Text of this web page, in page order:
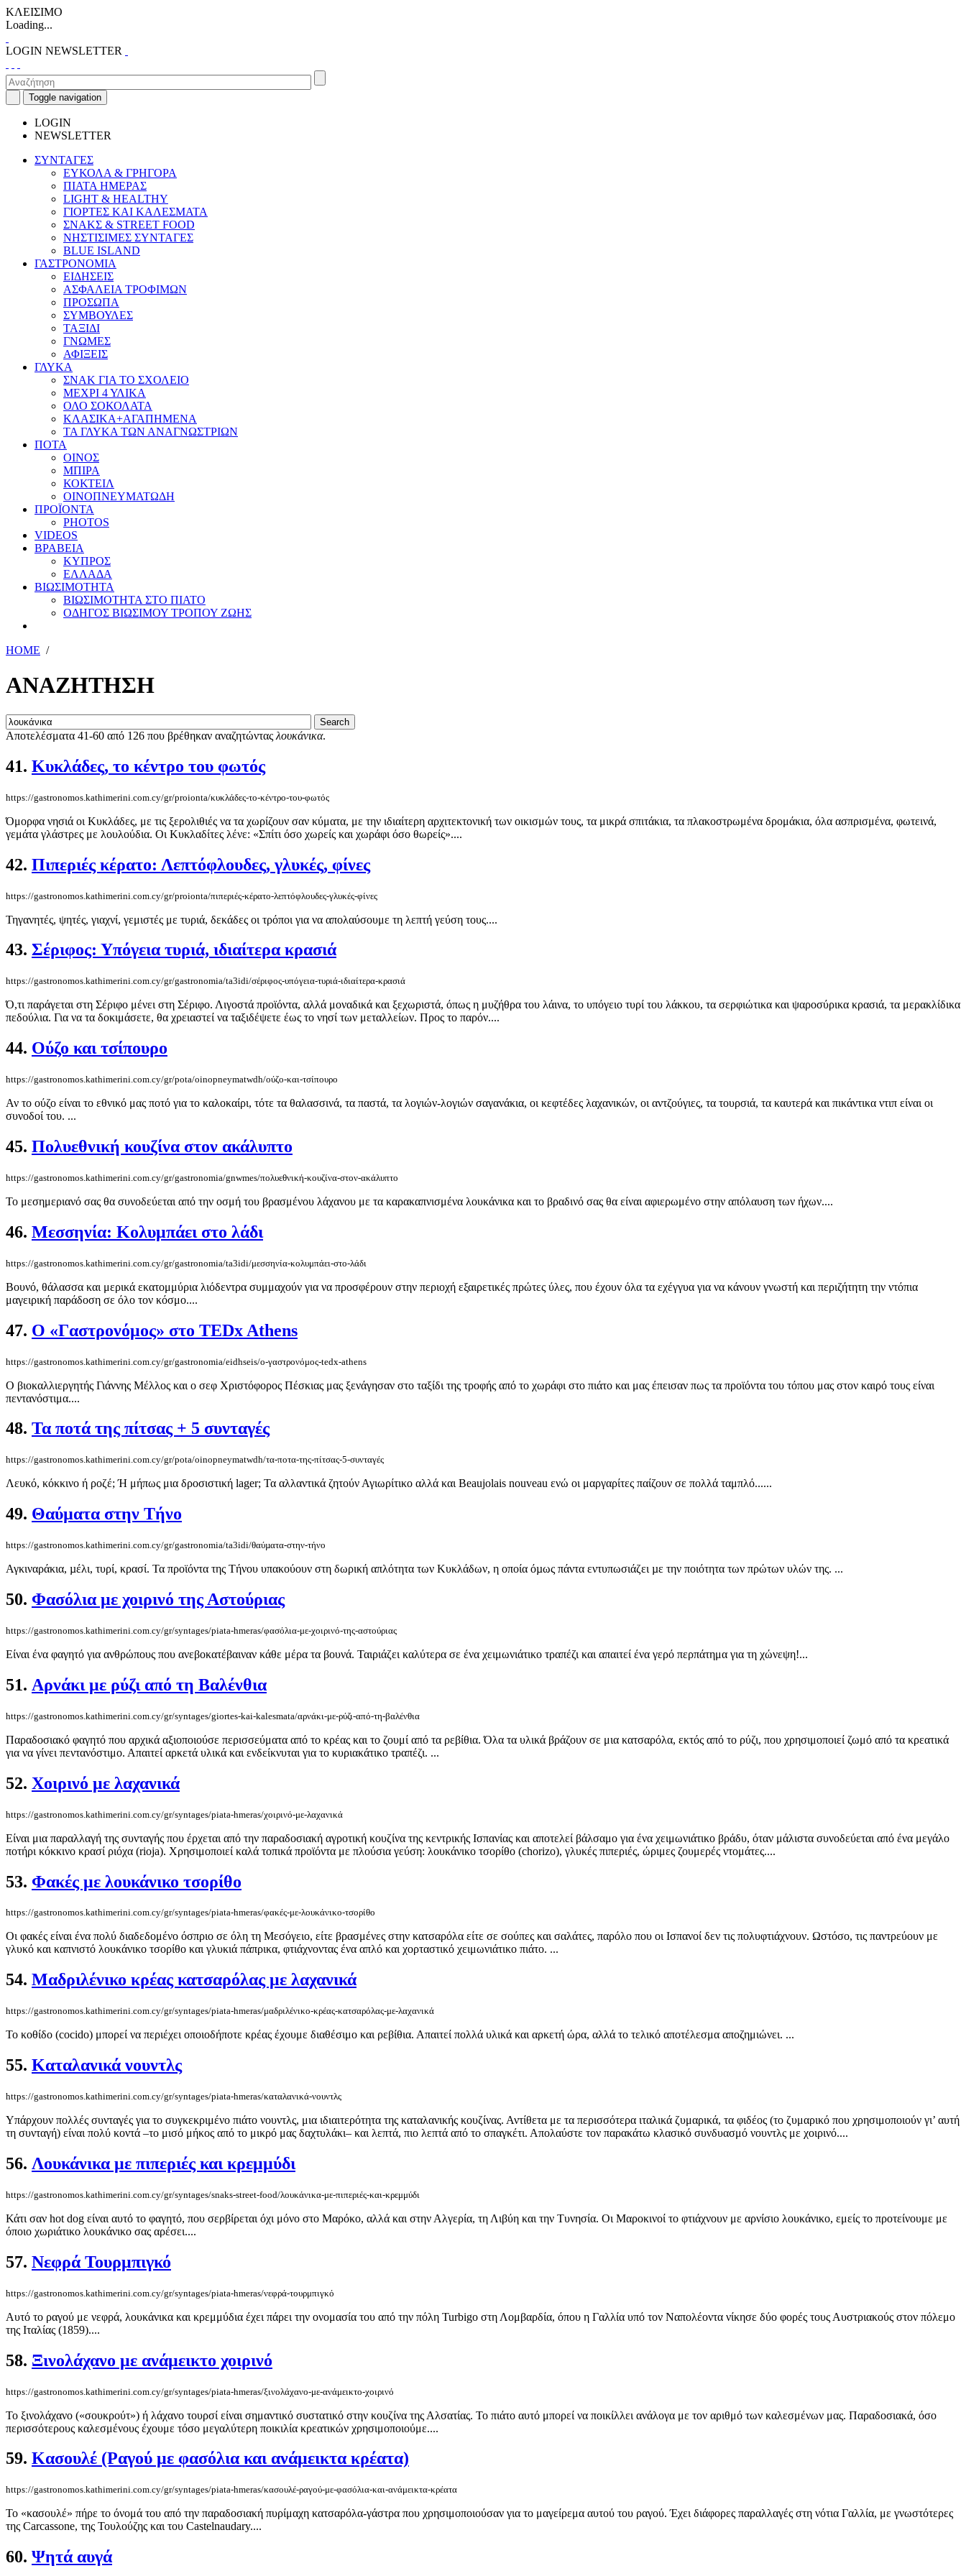
ΚΛΕΙΣΙΜΟ
Loading...
LOGIN NEWSLETTER
Toggle navigation
LOGIN
NEWSLETTER
ΣΥΝΤΑΓΕΣ
ΕΥΚΟΛΑ & ΓΡΗΓΟΡΑ
ΠΙΑΤΑ ΗΜΕΡΑΣ
LIGHT & HEALTHY
ΓΙΟΡΤΕΣ ΚΑΙ ΚΑΛΕΣΜΑΤΑ
ΣΝΑΚΣ & STREET FOOD
ΝΗΣΤΙΣΙΜΕΣ ΣΥΝΤΑΓΕΣ
BLUE ISLAND
ΓΑΣΤΡΟΝΟΜΙΑ
ΕΙΔΗΣΕΙΣ
ΑΣΦΑΛΕΙΑ ΤΡΟΦΙΜΩΝ
ΠΡΟΣΩΠΑ
ΣΥΜΒΟΥΛΕΣ
ΤΑΞΙΔΙ
ΓΝΩΜΕΣ
ΑΦΙΞΕΙΣ
ΓΛΥΚΑ
ΣΝΑΚ ΓΙΑ ΤΟ ΣΧΟΛΕΙΟ
ΜΕΧΡΙ 4 ΥΛΙΚΑ
ΟΛΟ ΣΟΚΟΛΑΤΑ
ΚΛΑΣΙΚΑ+ΑΓΑΠΗΜΕΝΑ
ΤΑ ΓΛΥΚΑ ΤΩΝ ΑΝΑΓΝΩΣΤΡΙΩΝ
ΠΟΤΑ
ΟΙΝΟΣ
ΜΠΙΡΑ
ΚΟΚΤΕΙΛ
ΟΙΝΟΠΝΕΥΜΑΤΩΔΗ
ΠΡΟΪΟΝΤΑ
PHOTOS
VIDEOS
ΒΡΑΒΕΙΑ
ΚΥΠΡΟΣ
ΕΛΛΑΔΑ
ΒΙΩΣΙΜΟΤΗΤΑ
ΒΙΩΣΙΜΟΤΗΤΑ ΣΤΟ ΠΙΑΤΟ
ΟΔΗΓΟΣ ΒΙΩΣΙΜΟΥ ΤΡΟΠΟΥ ΖΩΗΣ
HOME /
ΑΝΑΖΗΤΗΣΗ
Αποτελέσματα 41-60 από 126 που βρέθηκαν αναζητώντας λουκάνικα.
41. Κυκλάδες, το κέντρο του φωτός
https://gastronomos.kathimerini.com.cy/gr/proionta/κυκλάδες-το-κέντρο-του-φωτός
Όμορφα νησιά οι Κυκλάδες, με τις ξερολιθιές να τα χωρίζουν σαν κύματα, με την ιδιαίτερη αρχιτεκτονική των οικισμών τους, τα μικρά σπιτάκια, τα πλακοστρωμένα δρομάκια, όλα ασπρισμένα, φωτεινά,
γεμάτα γλάστρες με λουλούδια. Οι Κυκλαδίτες λένε: «Σπίτι όσο χωρείς και χωράφι όσο θωρείς»....
42. Πιπεριές κέρατο: Λεπτόφλουδες, γλυκές, φίνες
https://gastronomos.kathimerini.com.cy/gr/proionta/πιπεριές-κέρατο-λεπτόφλουδες-γλυκές-φίνες
Τηγανητές, ψητές, γιαχνί, γεμιστές με τυριά, δεκάδες οι τρόποι για να απολαύσουμε τη λεπτή γεύση τους....
43. Σέριφος: Υπόγεια τυριά, ιδιαίτερα κρασιά
https://gastronomos.kathimerini.com.cy/gr/gastronomia/ta3idi/σέριφος-υπόγεια-τυριά-ιδιαίτερα-κρασιά
Ό,τι παράγεται στη Σέριφο μένει στη Σέριφο. Λιγοστά προϊόντα, αλλά μοναδικά και ξεχωριστά, όπως η μυζήθρα του λάινα, το υπόγειο τυρί του λάκκου, τα σερφιώτικα και ψαροσύρικα κρασιά, τα μερακλίδικα
πεδούλια. Για να τα δοκιμάσετε, θα χρειαστεί να ταξιδέψετε έως το νησί των μεταλλείων. Προς το παρόν....
44. Ούζο και τσίπουρο
https://gastronomos.kathimerini.com.cy/gr/pota/oinopneymatwdh/ούζο-και-τσίπουρο
Αν το ούζο είναι το εθνικό μας ποτό για το καλοκαίρι, τότε τα θαλασσινά, τα παστά, τα λογιών-λογιών σαγανάκια, οι κεφτέδες λαχανικών, οι αντζούγιες, τα τουρσιά, τα καυτερά και πικάντικα ντιπ είναι οι
συνοδοί του. ...
45. Πολυεθνική κουζίνα στον ακάλυπτο
https://gastronomos.kathimerini.com.cy/gr/gastronomia/gnwmes/πολυεθνική-κουζίνα-στον-ακάλυπτο
Το μεσημεριανό σας θα συνοδεύεται από την οσμή του βρασμένου λάχανου με τα καρακαπνισμένα λουκάνικα και το βραδινό σας θα είναι αφιερωμένο στην απόλαυση των ήχων....
46. Μεσσηνία: Κολυμπάει στο λάδι
https://gastronomos.kathimerini.com.cy/gr/gastronomia/ta3idi/μεσσηνία-κολυμπάει-στο-λάδι
Βουνό, θάλασσα και μερικά εκατομμύρια λιόδεντρα συμμαχούν για να προσφέρουν στην περιοχή εξαιρετικές πρώτες ύλες, που έχουν όλα τα εχέγγυα για να κάνουν γνωστή και περιζήτητη την ντόπια
μαγειρική παράδοση σε όλο τον κόσμο....
47. Ο «Γαστρονόμος» στο TEDx Athens
https://gastronomos.kathimerini.com.cy/gr/gastronomia/eidhseis/ο-γαστρονόμος-tedx-athens
Ο βιοκαλλιεργητής Γιάννης Μέλλος και ο σεφ Χριστόφορος Πέσκιας μας ξενάγησαν στο ταξίδι της τροφής από το χωράφι στο πιάτο και μας έπεισαν πως τα προϊόντα του τόπου μας στον καιρό τους είναι
πεντανόστιμα....
48. Τα ποτά της πίτσας + 5 συνταγές
https://gastronomos.kathimerini.com.cy/gr/pota/oinopneymatwdh/τα-ποτα-της-πίτσας-5-συνταγές
Λευκό, κόκκινο ή ροζέ; Ή μήπως μια δροσιστική lager; Τα αλλαντικά ζητούν Αγιωρίτικο αλλά και Βeaujolais nouveau ενώ οι μαργαρίτες παίζουν σε πολλά ταμπλό......
49. Θαύµατα στην Τήνο
https://gastronomos.kathimerini.com.cy/gr/gastronomia/ta3idi/θαύµατα-στην-τήνο
Αγκιναράκια, µέλι, τυρί, κρασί. Τα προϊόντα της Τήνου υπακούουν στη δωρική απλότητα των Κυκλάδων, η οποία όµως πάντα εντυπωσιάζει µε την ποιότητα των πρώτων υλών της. ...
50. Φασόλια με χοιρινό της Αστούριας
https://gastronomos.kathimerini.com.cy/gr/syntages/piata-hmeras/φασόλια-με-χοιρινό-της-αστούριας
Είναι ένα φαγητό για ανθρώπους που ανεβοκατέβαιναν κάθε μέρα τα βουνά. Ταιριάζει καλύτερα σε ένα χειμωνιάτικο τραπέζι και απαιτεί ένα γερό περπάτημα για τη χώνεψη!...
51. Αρνάκι με ρύζι από τη Βαλένθια
https://gastronomos.kathimerini.com.cy/gr/syntages/giortes-kai-kalesmata/αρνάκι-με-ρύζι-από-τη-βαλένθια
Παραδοσιακό φαγητό που αρχικά αξιοποιούσε περισσεύματα από το κρέας και το ζουμί από τα ρεβίθια. Όλα τα υλικά βράζουν σε μια κατσαρόλα, εκτός από το ρύζι, που χρησιμοποιεί ζωμό από τα κρεατικά
για να γίνει πεντανόστιμο. Απαιτεί αρκετά υλικά και ενδείκνυται για το κυριακάτικο τραπέζι. ...
52. Χοιρινό με λαχανικά
https://gastronomos.kathimerini.com.cy/gr/syntages/piata-hmeras/χοιρινό-με-λαχανικά
Είναι μια παραλλαγή της συνταγής που έρχεται από την παραδοσιακή αγροτική κουζίνα της κεντρικής Ισπανίας και αποτελεί βάλσαμο για ένα χειμωνιάτικο βράδυ, όταν μάλιστα συνοδεύεται από ένα μεγάλο
ποτήρι κόκκινο κρασί ριόχα (rioja). Χρησιμοποιεί καλά τοπικά προϊόντα με πλούσια γεύση: λουκάνικο τσορίθο (chorizo), γλυκές πιπεριές, ώριμες ζουμερές ντομάτες....
53. Φακές με λουκάνικο τσορίθο
https://gastronomos.kathimerini.com.cy/gr/syntages/piata-hmeras/φακές-με-λουκάνικο-τσορίθο
Οι φακές είναι ένα πολύ διαδεδομένο όσπριο σε όλη τη Μεσόγειο, είτε βρασμένες στην κατσαρόλα είτε σε σούπες και σαλάτες, παρόλο που οι Ισπανοί δεν τις πολυφτιάχνουν. Ωστόσο, τις παντρεύουν με
γλυκό και καπνιστό λουκάνικο τσορίθο και γλυκιά πάπρικα, φτιάχνοντας ένα απλό και χορταστικό χειμωνιάτικο πιάτο. ...
54. Μαδριλένικο κρέας κατσαρόλας με λαχανικά
https://gastronomos.kathimerini.com.cy/gr/syntages/piata-hmeras/μαδριλένικο-κρέας-κατσαρόλας-με-λαχανικά
Το κοθίδο (cocido) μπορεί να περιέχει οποιοδήποτε κρέας έχουμε διαθέσιμο και ρεβίθια. Απαιτεί πολλά υλικά και αρκετή ώρα, αλλά το τελικό αποτέλεσμα αποζημιώνει. ...
55. Καταλανικά νουντλς
https://gastronomos.kathimerini.com.cy/gr/syntages/piata-hmeras/καταλανικά-νουντλς
Υπάρχουν πολλές συνταγές για το συγκεκριμένο πιάτο νουντλς, μια ιδιαιτερότητα της καταλανικής κουζίνας. Αντίθετα με τα περισσότερα ιταλικά ζυμαρικά, τα φιδέος (το ζυμαρικό που χρησιμοποιούν γι’ αυτή
τη συνταγή) είναι πολύ κοντά –το μισό μήκος από το μικρό μας δαχτυλάκι– και λεπτά, πιο λεπτά από το σπαγκέτι. Απολαύστε τον παρακάτω κλασικό συνδυασμό νουντλς με χοιρινό....
56. Λουκάνικα με πιπεριές και κρεμμύδι
https://gastronomos.kathimerini.com.cy/gr/syntages/snaks-street-food/λουκάνικα-με-πιπεριές-και-κρεμμύδι
Κάτι σαν hot dog είναι αυτό το φαγητό, που σερβίρεται όχι μόνο στο Μαρόκο, αλλά και στην Αλγερία, τη Λιβύη και την Τυνησία. Οι Μαροκινοί το φτιάχνουν με αρνίσιο λουκάνικο, εμείς το προτείνουμε με
όποιο χωριάτικο λουκάνικο σας αρέσει....
57. Νεφρά Τουρμπιγκό
https://gastronomos.kathimerini.com.cy/gr/syntages/piata-hmeras/νεφρά-τουρμπιγκό
Αυτό το ραγού με νεφρά, λουκάνικα και κρεμμύδια έχει πάρει την ονομασία του από την πόλη Turbigo στη Λομβαρδία, όπου η Γαλλία υπό τον Ναπολέοντα νίκησε δύο φορές τους Αυστριακούς στον πόλεμο
της Ιταλίας (1859)....
58. Ξινολάχανο με ανάμεικτο χοιρινό
https://gastronomos.kathimerini.com.cy/gr/syntages/piata-hmeras/ξινολάχανο-με-ανάμεικτο-χοιρινό
Το ξινολάχανο («σουκρούτ») ή λάχανο τουρσί είναι σημαντικό συστατικό στην κουζίνα της Αλσατίας. Το πιάτο αυτό μπορεί να ποικίλλει ανάλογα με τον αριθμό των καλεσμένων μας. Παραδοσιακά, όσο
περισσότερους καλεσμένους έχουμε τόσο μεγαλύτερη ποικιλία κρεατικών χρησιμοποιούμε....
59. Κασουλέ (Ραγού με φασόλια και ανάμεικτα κρέατα)
https://gastronomos.kathimerini.com.cy/gr/syntages/piata-hmeras/κασουλέ-ραγού-με-φασόλια-και-ανάμεικτα-κρέατα
Το «κασουλέ» πήρε το όνομά του από την παραδοσιακή πυρίμαχη κατσαρόλα-γάστρα που χρησιμοποιούσαν για το μαγείρεμα αυτού του ραγού. Έχει διάφορες παραλλαγές στη νότια Γαλλία, με γνωστότερες
της Carcassone, της Τουλούζης και του Castelnaudary....
60. Ψητά αυγά